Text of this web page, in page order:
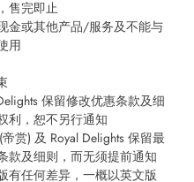
售完即止
金或其他产品/服务及不能与
用
保留修改优惠条款及细
利，恕不另行通知
赏) 及 Royal Delights 保留最
款及细则，而无须提前通知
有任何差异，一概以英文版